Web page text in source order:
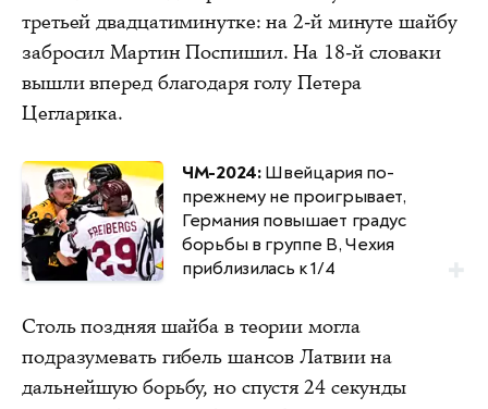
третьей двадцатиминутке: на 2-й минуте шайбу
забросил Мартин Поспишил. На 18-й словаки
вышли вперед благодаря голу Петера
Цегларика.
ЧМ-2024:Швейцария по-
прежнему не проигрывает,
Германия повышает градус
борьбы в группе B, Чехия
приблизилась к 1/4
Столь поздняя шайба в теории могла
подразумевать гибель шансов Латвии на
дальнейшую борьбу, но спустя 24 секунды